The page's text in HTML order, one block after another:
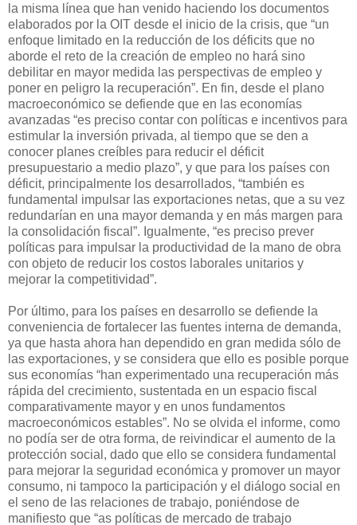
la misma línea que han venido haciendo los documentos
elaborados por la OIT desde el inicio de la crisis, que “un
enfoque limitado en la reducción de los déficits que no
aborde el reto de la creación de empleo no hará sino
debilitar en mayor medida las perspectivas de empleo y
poner en peligro la recuperación”. En fin, desde el plano
macroeconómico se defiende que en las economías
avanzadas “es preciso contar con políticas e incentivos para
estimular la inversión privada, al tiempo que se den a
conocer planes creíbles para reducir el déficit
presupuestario a medio plazo”, y que para los países con
déficit, principalmente los desarrollados, “también es
fundamental impulsar las exportaciones netas, que a su vez
redundarían en una mayor demanda y en más margen para
la consolidación fiscal”. Igualmente, “es preciso prever
políticas para impulsar la productividad de la mano de obra
con objeto de reducir los costos laborales unitarios y
mejorar la competitividad”.
Por último, para los países en desarrollo se defiende la
conveniencia de fortalecer las fuentes interna de demanda,
ya que hasta ahora han dependido en gran medida sólo de
las exportaciones, y se considera que ello es posible porque
sus economías “han experimentado una recuperación más
rápida del crecimiento, sustentada en un espacio fiscal
comparativamente mayor y en unos fundamentos
macroeconómicos estables”. No se olvida el informe, como
no podía ser de otra forma, de reivindicar el aumento de la
protección social, dado que ello se considera fundamental
para mejorar la seguridad económica y promover un mayor
consumo, ni tampoco la participación y el diálogo social en
el seno de las relaciones de trabajo, poniéndose de
manifiesto que “as políticas de mercado de trabajo